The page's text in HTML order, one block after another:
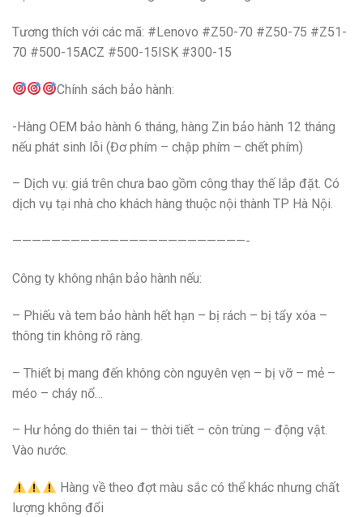
Tương thích với các mã: #Lenovo #Z50-70 #Z50-75 #Z51-
70 #500-15ACZ #500-15ISK #300-15
Chính sách bảo hành:
-Hàng OEM bảo hành 6 tháng, hàng Zin bảo hành 12 tháng
nếu phát sinh lỗi (Đơ phím – chập phím – chết phím)
– Dịch vụ: giá trên chưa bao gồm công thay thế lắp đặt. Có
dịch vụ tại nhà cho khách hàng thuộc nội thành TP Hà Nội.
————————————————————————-
Công ty không nhận bảo hành nếu:
– Phiếu và tem bảo hành hết hạn – bị rách – bị tẩy xóa –
thông tin không rõ ràng.
– Thiết bị mang đến không còn nguyên vẹn – bị vỡ – mẻ –
méo – cháy nổ…
– Hư hỏng do thiên tai – thời tiết – côn trùng – động vật.
Vào nước.
Hàng về theo đợt màu sắc có thể khác nhưng chất
lượng không đổi